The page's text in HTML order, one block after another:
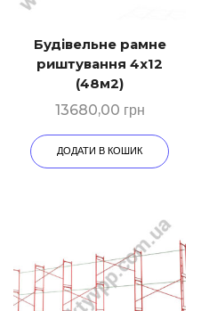
Будівельне рамне
риштування 4х12
(48м2)
13680,00 грн
ДОДАТИ В КОШИК